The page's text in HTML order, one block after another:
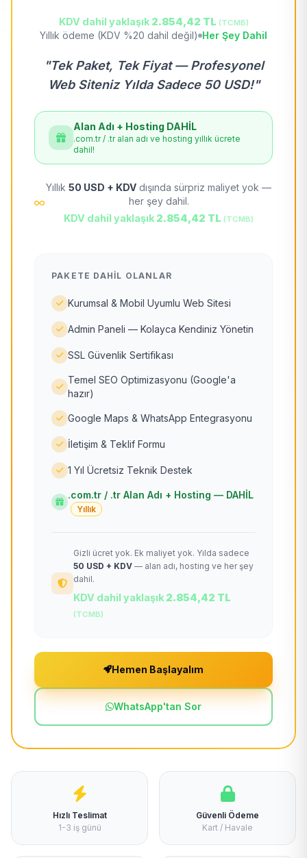
KDV dahil yaklaşık 2.854,42 TL (TCMB)
Yıllık ödeme (KDV %20 dahil değil) Her Şey Dahil
"Tek Paket, Tek Fiyat — Profesyonel
Web Siteniz Yılda Sadece 50 USD!"
Alan Adı + Hosting DAHİL
.com.tr / .tr alan adı ve hosting yıllık ücrete
dahil!
Yıllık 50 USD + KDV dışında sürpriz maliyet yok —
her şey dahil.
KDV dahil yaklaşık 2.854,42 TL (TCMB)
PAKETE DAHIL OLANLAR
Kurumsal & Mobil Uyumlu Web Sitesi
Admin Paneli — Kolayca Kendiniz Yönetin
SSL Güvenlik Sertifikası
Temel SEO Optimizasyonu (Google'a
hazır)
Google Maps & WhatsApp Entegrasyonu
İletişim & Teklif Formu
1 Yıl Ücretsiz Teknik Destek
.com.tr / .tr Alan Adı + Hosting — DAHİL
Yıllık
Gizli ücret yok. Ek maliyet yok. Yılda sadece
50 USD + KDV — alan adı, hosting ve her şey
dahil.
KDV dahil yaklaşık 2.854,42 TL
(TCMB)
Hemen Başlayalım
WhatsApp'tan Sor
Hızlı Teslimat
1-3 iş günü
Güvenli Ödeme
Kart / Havale